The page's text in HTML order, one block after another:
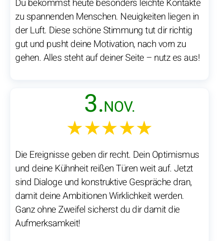
Du bekommst heute besonders leichte Kontakte
zu spannenden Menschen. Neuigkeiten liegen in
der Luft. Diese schöne Stimmung tut dir richtig
gut und pusht deine Motivation, nach vorn zu
gehen. Alles steht auf deiner Seite – nutz es aus!
3.NOV.
★★★★★
Die Ereignisse geben dir recht. Dein Optimismus
und deine Kühnheit reißen Türen weit auf. Jetzt
sind Dialoge und konstruktive Gespräche dran,
damit deine Ambitionen Wirklichkeit werden.
Ganz ohne Zweifel sicherst du dir damit die
Aufmerksamkeit!